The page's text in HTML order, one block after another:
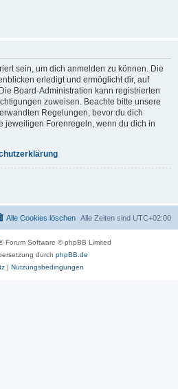
sein, um dich anmelden zu können. Die
erledigt und ermöglicht dir, auf
Board-Administration kann registrierten
zuweisen. Beachte bitte unsere
Regelungen, bevor du dich
jeweiligen Forenregeln, wenn du dich in
Alle Zeiten sind UTC+02:00
Alle Cookies löschen
Forum Software © phpBB Limited
durch phpBB.de
| Nutzungsbedingungen